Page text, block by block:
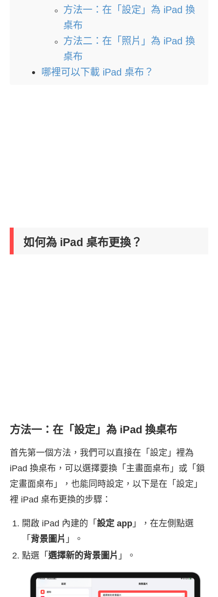
方法一：在「設定」為 iPad 換
桌布
方法二：在「照片」為 iPad 換
桌布
哪裡可以下載 iPad 桌布？
如何為 iPad 桌布更換？
方法一：在「設定」為 iPad 換桌布
首先第一個方法，我們可以直接在「設定」裡為
iPad 換桌布，可以選擇要換「主畫面桌布」或「鎖
定畫面桌布」，也能同時設定，以下是在「設定」
裡 iPad 桌布更換的步驟：
開啟 iPad 內建的「 設定 app 」，在左側點選
「 背景圖片 」。
點選「 選擇新的背景圖片 」。